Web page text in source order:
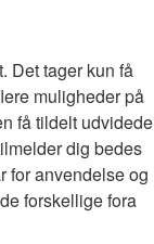
Det tager kun få
muligheder på
få tildelt udvidede
dig bedes
for anvendelse og
forskellige fora